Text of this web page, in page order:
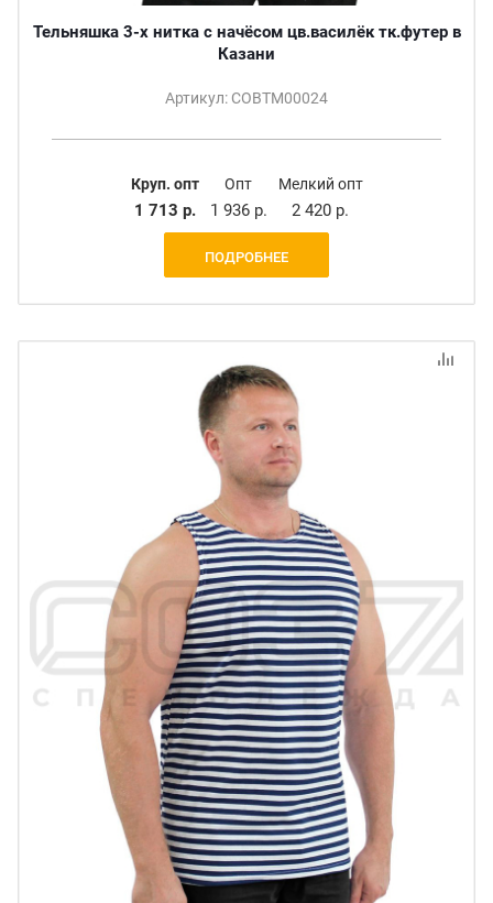
Тельняшка 3-х нитка с начёсом цв.василёк тк.футер в
Казани
Артикул: СОВТМ00024
Круп. опт
1 713 р.
Опт
1 936 р.
Мелкий опт
2 420 р.
ПОДРОБНЕЕ